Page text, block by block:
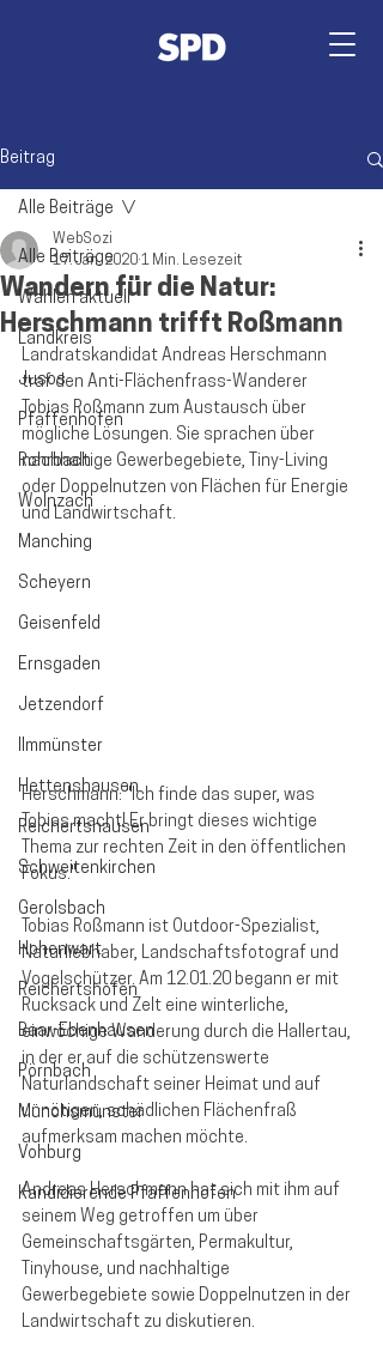
Beitrag
Alle Beiträge
Wahlen aktuell
Landkreis
Jusos
Pfaffenhofen
Rohrbach
Wolnzach
Manching
Scheyern
Geisenfeld
Ernsgaden
Jetzendorf
Ilmmünster
Hettenshausen
Reichertshausen
Schweitenkirchen
Gerolsbach
Hohenwart
Reichertshofen
Baar-Ebenhausen
Pörnbach
Münchsmünster
Vohburg
Kandidierende Pfaffenhofen
Alle Beiträge
Wandern für die Natur:
Herschmann trifft Roßmann
WebSozi
17. Jan. 2020 1 Min. Lesezeit
Landratskandidat Andreas Herschmann
traf den Anti-Flächenfrass-Wanderer
Tobias Roßmann zum Austausch über
mögliche Lösungen. Sie sprachen über
nachhaltige Gewerbegebiete, Tiny-Living
oder Doppelnutzen von Flächen für Energie
und Landwirtschaft.
Herschmann: "Ich finde das super, was
Tobias macht! Er bringt dieses wichtige
Thema zur rechten Zeit in den öffentlichen
Fokus."
Tobias Roßmann ist Outdoor-Spezialist,
Naturliebhaber, Landschaftsfotograf und
Vogelschützer. Am 12.01.20 begann er mit
Rucksack und Zelt eine winterliche,
einwöchige Wanderung durch die Hallertau,
in der er auf die schützenswerte
Naturlandschaft seiner Heimat und auf
unnötigen, schädlichen Flächenfraß
aufmerksam machen möchte.
Andreas Herschmann hat sich mit ihm auf
seinem Weg getroffen um über
Gemeinschaftsgärten, Permakultur,
Tinyhouse, und nachhaltige
Gewerbegebiete sowie Doppelnutzen in der
Landwirtschaft zu diskutieren.